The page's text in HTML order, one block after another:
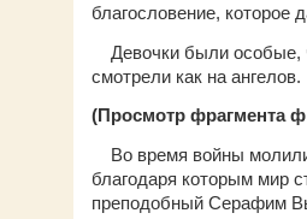
благословение, которое
Девочки были особые,
смотрели как на
(Просмотр фрагмента
Во время войны
благодаря которым мир
преподобный Серафим